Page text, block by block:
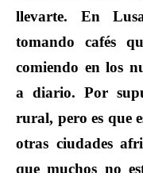
llevarte. En
tomando cafés
comiendo en los
a diario. Por
rural, pero es que
otras ciudades
que muchos no